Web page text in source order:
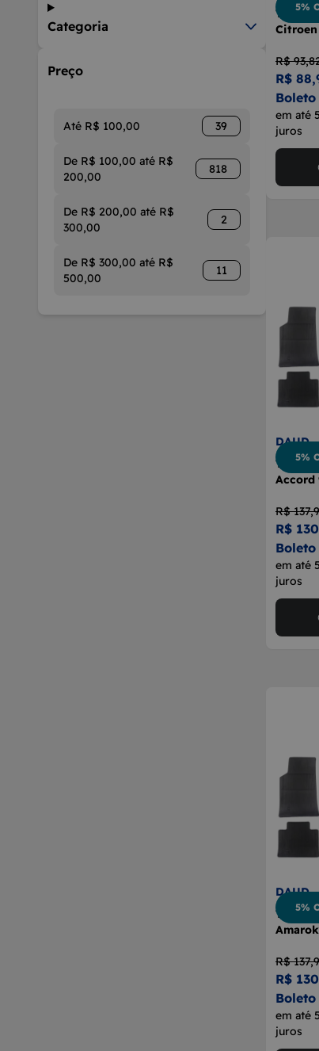
Categoria
Preço
Até R$ 100,00 39
De R$ 100,00 até R$
200,00
818
De R$ 200,00 até R$
300,00
2
De R$ 300,00 até R$
500,00
11
Tapete
R$
R$
Boleto
em até
juros
5%
DAUD
Tapete
Accord
R$
R$
Boleto
em até
juros
5%
DAUD
Tapete
R$
R$
Boleto
em até
juros
5%